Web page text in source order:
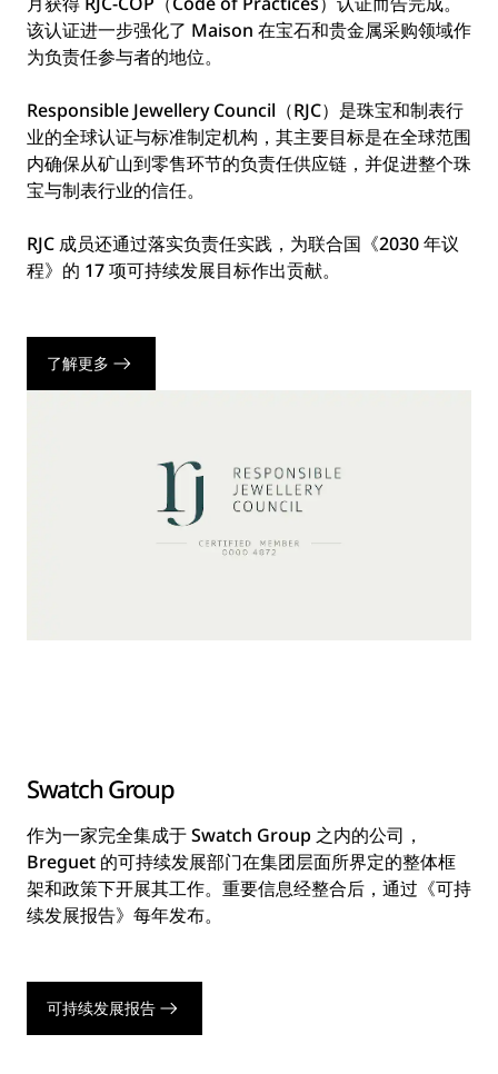
该认证进一步强化了 Maison 在宝石和贵金属采购领域作
为负责任参与者的地位。
Responsible Jewellery Council（RJC）是珠宝和制表行
业的全球认证与标准制定机构，其主要目标是在全球范围
内确保从矿山到零售环节的负责任供应链，并促进整个珠
宝与制表行业的信任。
RJC 成员还通过落实负责任实践，为联合国《2030 年议
程》的 17 项可持续发展目标作出贡献。
了解更多
Swatch Group
作为一家完全集成于 Swatch Group 之内的公司，
Breguet 的可持续发展部门在集团层面所界定的整体框
架和政策下开展其工作。重要信息经整合后，通过《可持
续发展报告》每年发布。
可持续发展报告